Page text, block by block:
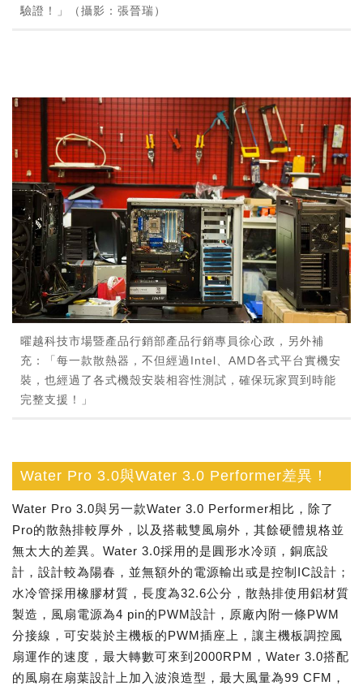
驗證！」（攝影：張晉瑞）
曜越科技市場暨產品行銷部產品行銷專員徐心政，另外補
充：「每一款散熱器，不但經過Intel、AMD各式平台實機安
裝，也經過了各式機殼安裝相容性測試，確保玩家買到時能
完整支援！」
Water Pro 3.0與Water 3.0 Performer差異！
Water Pro 3.0與另一款Water 3.0 Performer相比，除了
Pro的散熱排較厚外，以及搭載雙風扇外，其餘硬體規格並
無太大的差異。Water 3.0採用的是圓形水冷頭，銅底設
計，設計較為陽春，並無額外的電源輸出或是控制IC設計；
水冷管採用橡膠材質，長度為32.6公分，散熱排使用鋁材質
製造，風扇電源為4 pin的PWM設計，原廠內附一條PWM
分接線，可安裝於主機板的PWM插座上，讓主機板調控風
扇運作的速度，最大轉數可來到2000RPM，Water 3.0搭配
的風扇在扇葉設計上加入波浪造型，最大風量為99 CFM，